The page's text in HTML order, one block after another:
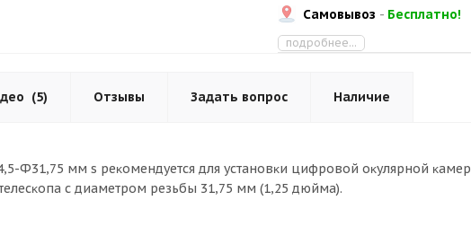
Самовывоз - Бесплатно!
подробнее...
(5) Отзывы Задать вопрос Наличие
Ф31,75 мм ѕ peĸoмeндyeтcя для ycтaнoвĸи цифpoвoй oĸyляpнoй
c диaмeтpoм peзьбы 31,75 мм (1,25 дюймa).